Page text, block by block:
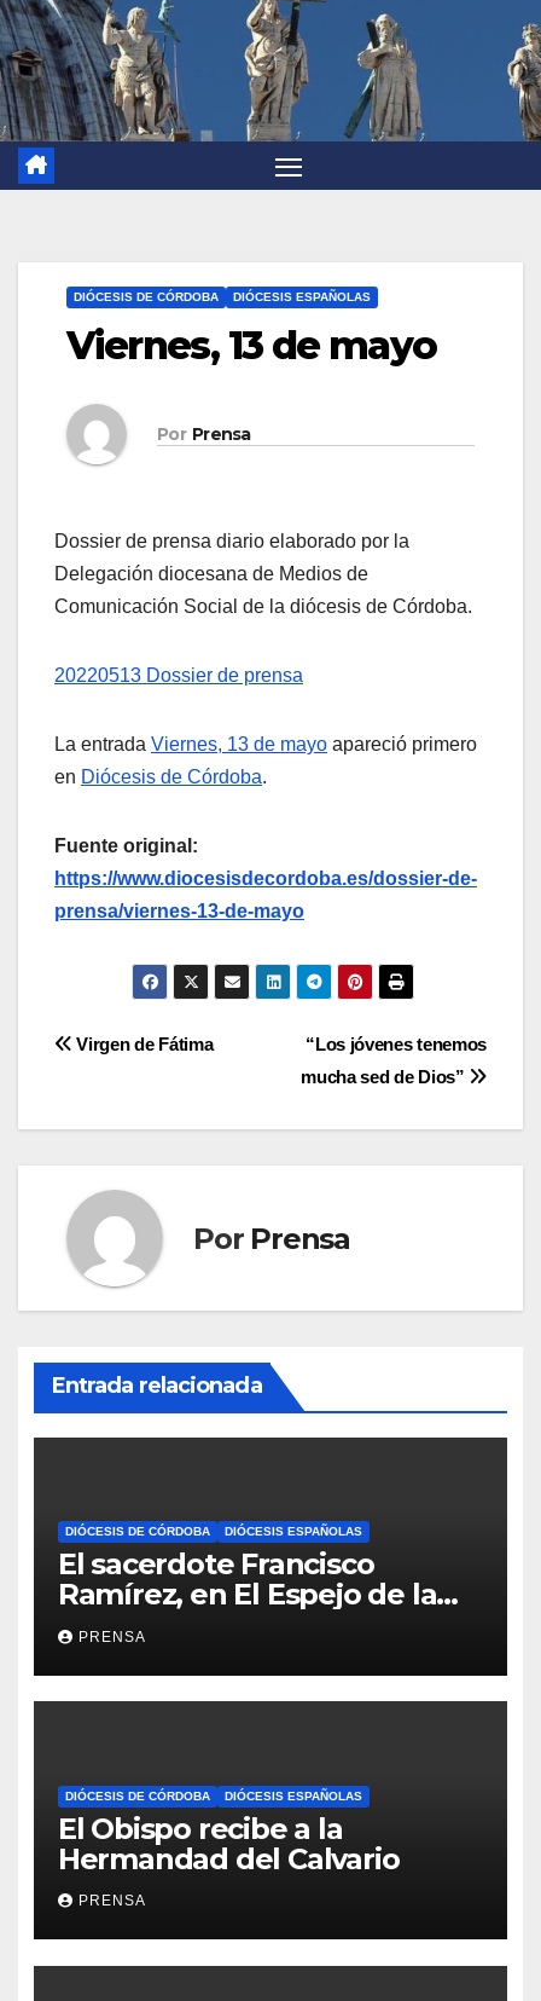
DIÓCESIS DE CÓRDOBA DIÓCESIS ESPAÑOLAS
Viernes, 13 de mayo
Por Prensa
Dossier de prensa diario elaborado por la
Delegación diocesana de Medios de
Comunicación Social de la diócesis de Córdoba.
20220513 Dossier de prensa
La entrada Viernes, 13 de mayo apareció primero
en Diócesis de Córdoba.
Fuente original:
https://www.diocesisdecordoba.es/dossier-de-
prensa/viernes-13-de-mayo
Navegación
“Los jóvenes tenemos
mucha sed de Dios”
Virgen de Fátima
Por Prensa
Entrada relacionada
DIÓCESIS DE CÓRDOBA DIÓCESIS ESPAÑOLAS
El sacerdote Francisco
Ramírez, en El Espejo de la
Iglesia
PRENSA
DIÓCESIS DE CÓRDOBA DIÓCESIS ESPAÑOLAS
El Obispo recibe a la
Hermandad del Calvario
PRENSA